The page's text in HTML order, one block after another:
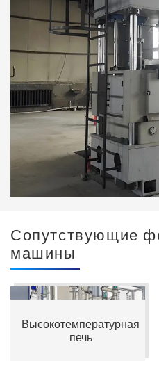
Сопутствующие
машины
Высокотемпературная
печь